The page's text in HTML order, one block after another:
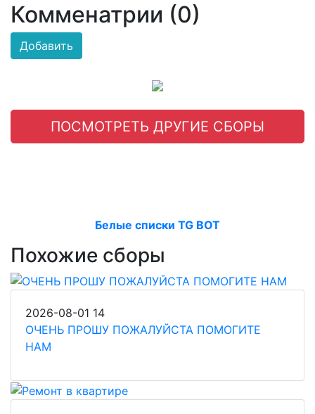
Комменатрии (0)
Добавить
ПОСМОТРЕТЬ ДРУГИЕ СБОРЫ
Белые списки TG BOT
Похожие сборы
2026-08-01 14
ОЧЕНЬ ПРОШУ ПОЖАЛУЙСТА ПОМОГИТЕ
НАМ